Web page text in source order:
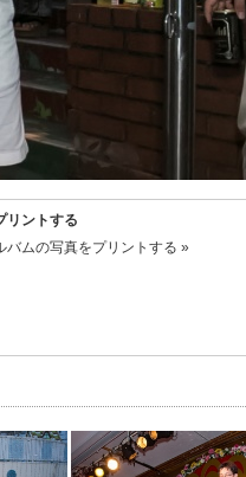
リントする
バムの写真をプリントする »